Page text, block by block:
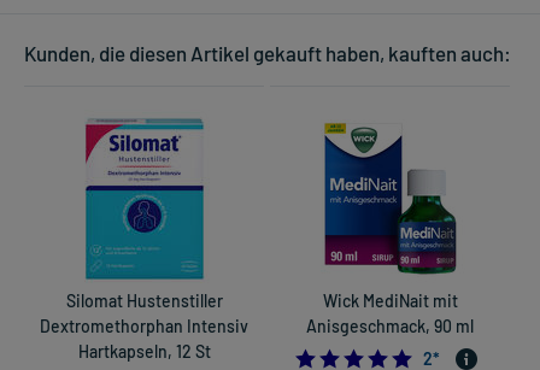
Kunden, die diesen Artikel gekauft haben, kauften auch:
Silomat Hustenstiller
Dextromethorphan Intensiv
Hartkapseln, 12 St
Wick MediNait mit
Anisgeschmack, 90 ml
5.0
2*